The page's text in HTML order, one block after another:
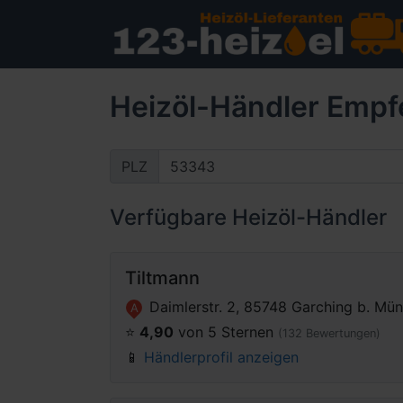
Heizöl-Händler
PLZ
Verfügbare Heizöl-Händler
Tiltmann
A
Daimlerstr. 2, 85748 Garching b.
⭐️ 4,90 von 5 Sternen (132 Bewertungen)
📱 Händlerprofil anzeigen